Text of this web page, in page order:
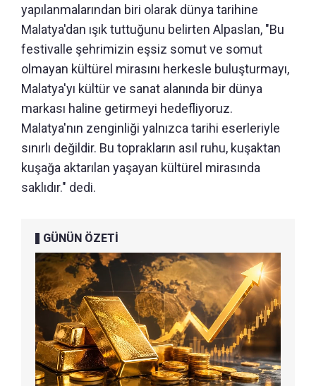
yapılanmalarından biri olarak dünya tarihine
Malatya'dan ışık tuttuğunu belirten Alpaslan, "Bu
festivalle şehrimizin eşsiz somut ve somut
olmayan kültürel mirasını herkesle buluşturmayı,
Malatya'yı kültür ve sanat alanında bir dünya
markası haline getirmeyi hedefliyoruz.
Malatya'nın zenginliği yalnızca tarihi eserleriyle
sınırlı değildir. Bu toprakların asıl ruhu, kuşaktan
kuşağa aktarılan yaşayan kültürel mirasında
saklıdır." dedi.
GÜNÜN ÖZETİ